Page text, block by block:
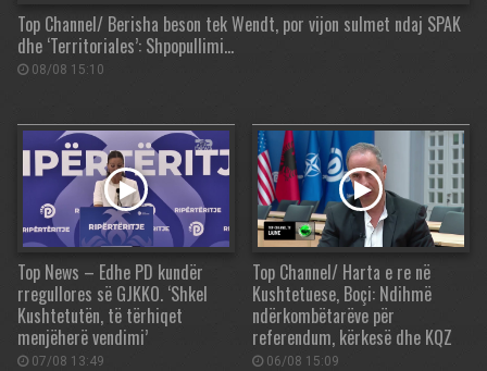
Top Channel/ Berisha beson tek Wendt, por vijon sulmet ndaj SPAK
dhe ‘Territoriales’: Shpopullimi…
08/08 15:10
Top News – Edhe PD kundër
rregullores së GJKKO. ‘Shkel
Kushtetutën, të tërhiqet
menjëherë vendimi’
07/08 13:49
Top Channel/ Harta e re në
Kushtetuese, Boçi: Ndihmë
ndërkombëtarëve për
referendum, kërkesë dhe KQZ
06/08 15:09